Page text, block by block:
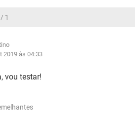
1
2019 às 04:33
vou testar!